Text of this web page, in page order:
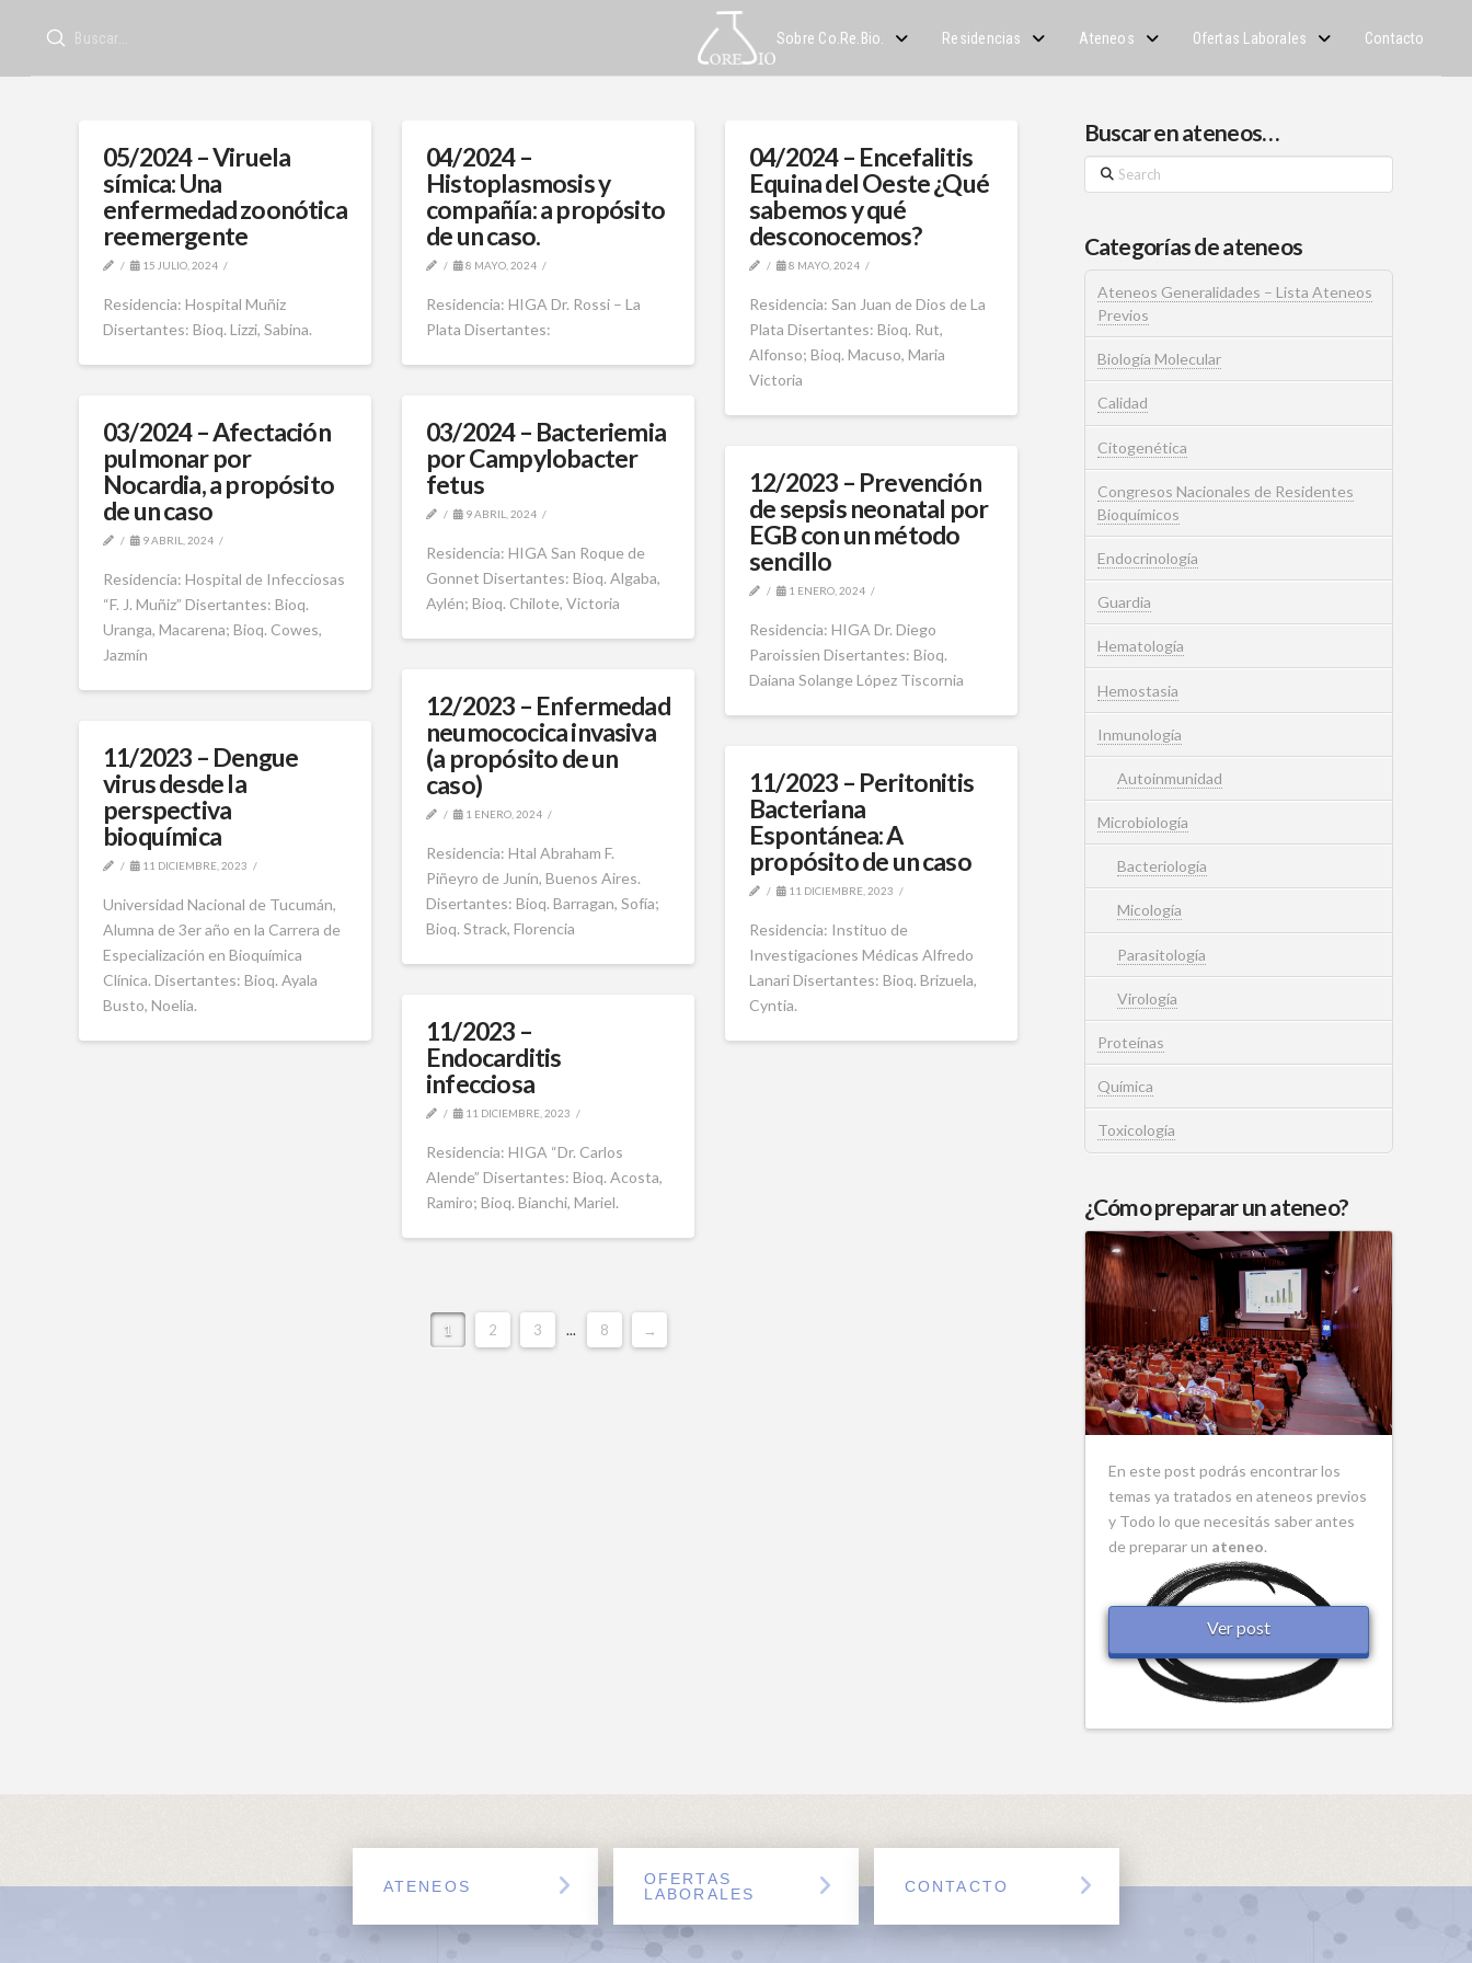
Search
Submit Sobre Co.Re.Bio. Residencias Ateneos Ofertas Laborales Contacto
05/2024 – Viruela
símica: Una
enfermedad zoonótica
reemergente
15 JULIO, 2024
Residencia: Hospital Muñiz
Disertantes: Bioq. Lizzi, Sabina.
04/2024 –
Histoplasmosis y
compañía: a propósito
de un caso.
8 MAYO, 2024
Residencia: HIGA Dr. Rossi – La
Plata Disertantes:
04/2024 – Encefalitis
Equina del Oeste ¿Qué
sabemos y qué
desconocemos?
8 MAYO, 2024
Residencia: San Juan de Dios de La
Plata Disertantes: Bioq. Rut,
Alfonso; Bioq. Macuso, Maria
Victoria
03/2024 – Afectación
pulmonar por
Nocardia, a propósito
de un caso
9 ABRIL, 2024
Residencia: Hospital de Infecciosas
“F. J. Muñiz” Disertantes: Bioq.
Uranga, Macarena; Bioq. Cowes,
Jazmín
03/2024 – Bacteriemia
por Campylobacter
fetus
9 ABRIL, 2024
Residencia: HIGA San Roque de
Gonnet Disertantes: Bioq. Algaba,
Aylén; Bioq. Chilote, Victoria
12/2023 – Prevención
de sepsis neonatal por
EGB con un método
sencillo
1 ENERO, 2024
Residencia: HIGA Dr. Diego
Paroissien Disertantes: Bioq.
Daiana Solange López Tiscornia
12/2023 – Enfermedad
neumococica invasiva
(a propósito de un
caso)
1 ENERO, 2024
Residencia: Htal Abraham F.
Piñeyro de Junín, Buenos Aires.
Disertantes: Bioq. Barragan, Sofía;
Bioq. Strack, Florencia
11/2023 – Dengue
virus desde la
perspectiva
bioquímica
11 DICIEMBRE, 2023
Universidad Nacional de Tucumán,
Alumna de 3er año en la Carrera de
Especialización en Bioquímica
Clínica. Disertantes: Bioq. Ayala
Busto, Noelia.
11/2023 – Peritonitis
Bacteriana
Espontánea: A
propósito de un caso
11 DICIEMBRE, 2023
Residencia: Instituo de
Investigaciones Médicas Alfredo
Lanari Disertantes: Bioq. Brizuela,
Cyntia.
11/2023 –
Endocarditis
infecciosa
11 DICIEMBRE, 2023
Residencia: HIGA “Dr. Carlos
Alende” Disertantes: Bioq. Acosta,
Ramiro; Bioq. Bianchi, Mariel.
1 2 3 ... 8 →
Buscar en ateneos…
Search
Categorías de ateneos
Ateneos Generalidades – Lista Ateneos
Previos
Biología Molecular
Calidad
Citogenética
Congresos Nacionales de Residentes
Bioquímicos
Endocrinología
Guardia
Hematología
Hemostasia
Inmunología
Autoinmunidad
Microbiología
Bacteriología
Micología
Parasitología
Virología
Proteínas
Química
Toxicología
¿Cómo preparar un ateneo?
En este post podrás encontrar los
temas ya tratados en ateneos previos
y Todo lo que necesitás saber antes
de preparar un ateneo.
Ver post
ATENEOS
OFERTAS
LABORALES
CONTACTO